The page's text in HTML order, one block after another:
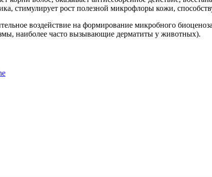
стимулирует рост полезной микрофлоры кожи,
воздействие на формирование микробного
наиболее часто вызывающие дерматиты у животных).